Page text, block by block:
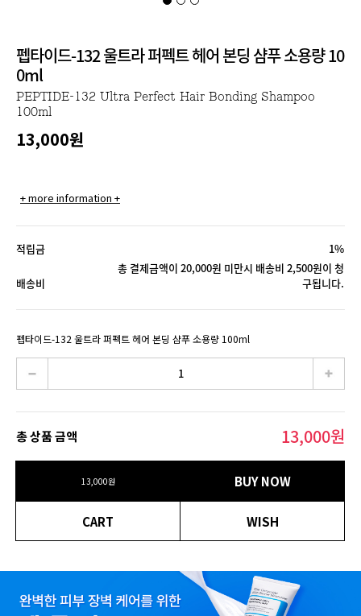
펩타이드-132 울트라 퍼펙트 헤어 본딩 샴푸 소용량 10
0ml
PEPTIDE-132 Ultra Perfect Hair Bonding Shampoo
100ml
13,000원
+ more information +
적립금 1%
배송비
총 결제금액이 20,000원 미만시 배송비 2,500원이 청
구됩니다.
펩타이드-132 울트라 퍼펙트 헤어 본딩 샴푸 소용량 100ml
총 상품 금액 13,000원
13,000원 BUY NOW
CART WISH